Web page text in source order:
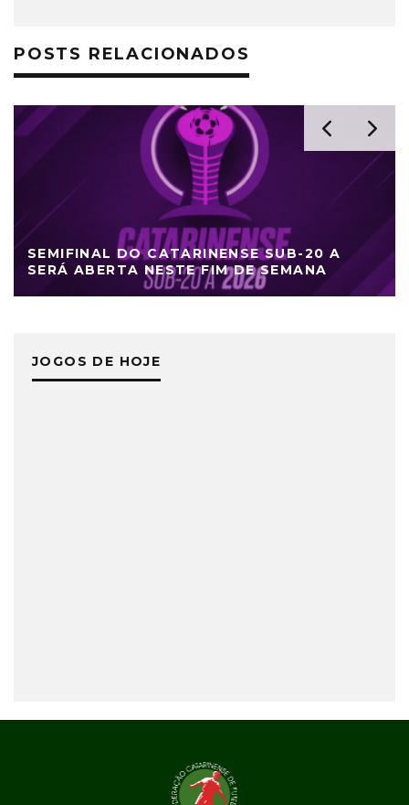
POSTS RELACIONADOS
SEMIFINAL DO CATARINENSE SUB-20 A
SERÁ ABERTA NESTE FIM DE SEMANA
JOGOS DE HOJE